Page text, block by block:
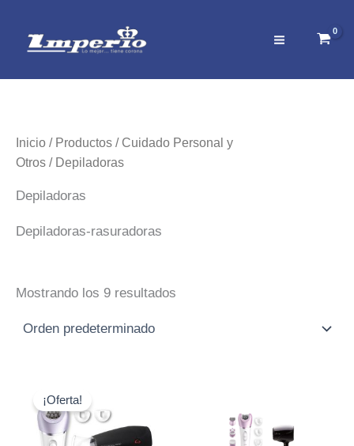
contenido
Inicio / Productos / Cuidado Personal y
Otros / Depiladoras
Depiladoras
Depiladoras-rasuradoras
Mostrando los 9 resultados
¡Oferta!
precio
original
era:
USD 110.
actual
es:
USD 79.